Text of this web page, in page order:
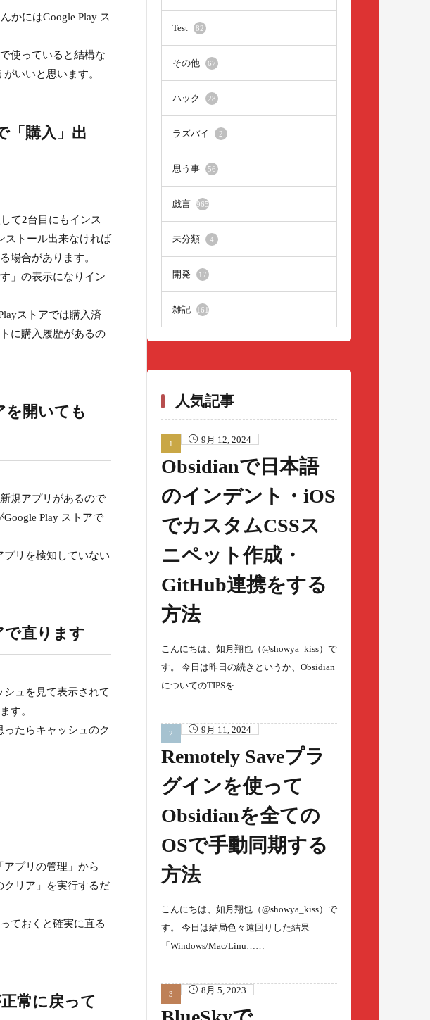
かにはGoogle Play ス
使っていると結構な
いいと思います。
「購入」出
て2台目にもインス
ストール出来なければ
場合があります。
」の表示になりイン
ストアでは購入済
に購入履歴があるの
を開いても
規アプリがあるので
Play ストアで
リを検知していない
で直ります
ュを見て表示されて
す。
たらキャッシュのク
プリの管理」から
クリア」を実行するだ
ておくと確実に直る
常に戻って
Test 82
その他 67
ハック 28
ラズパイ 2
思う事 56
戯言 965
未分類 4
開発 17
雑記 161
人気記事
9月 12, 2024
Obsidianで日本語
のインデント・iOS
でカスタムCSSス
ニペット作成・
GitHub連携をする
方法
こんにちは、如月翔也（@showya_kiss）で
す。 今日は昨日の続きというか、Obsidian
についてのTIPSを……
9月 11, 2024
Remotely Saveプラ
グインを使って
Obsidianを全ての
OSで手動同期する
方法
こんにちは、如月翔也（@showya_kiss）で
す。 今日は結局色々遠回りした結果
「Windows/Mac/Linu……
8月 5, 2023